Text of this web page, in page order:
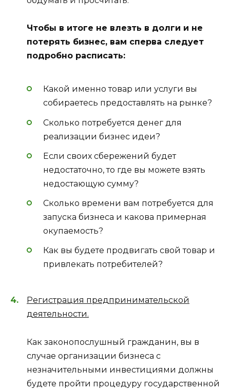
Чтобы в итоге не влезть в долги и не
потерять бизнес, вам сперва следует
подробно расписать:
Какой именно товар или услуги вы
собираетесь предоставлять на рынке?
Сколько потребуется денег для
реализации бизнес идеи?
Если своих сбережений будет
недостаточно, то где вы можете взять
недостающую сумму?
Сколько времени вам потребуется для
запуска бизнеса и какова примерная
окупаемость?
Как вы будете продвигать свой товар и
привлекать потребителей?
Регистрация предпринимательской
деятельности.
Как законопослушный гражданин, вы в
случае организации бизнеса с
незначительными инвестициями должны
будете пройти процедуру государственной